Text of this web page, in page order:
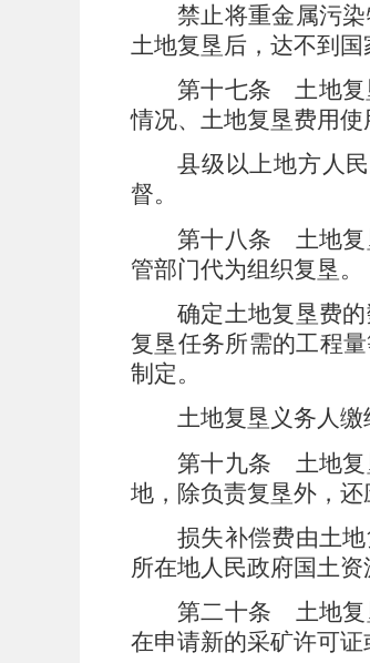
禁止将重金属污
土地复垦后，达不到
第十七条 土地复
情况、土地复垦费用使
县级以上地方人
督。
第十八条 土地复
管部门代为组织复垦。
确定土地复垦费
复垦任务所需的工程
制定。
土地复垦义务人缴
第十九条 土地复
地，除负责复垦外，还
损失补偿费由土
所在地人民政府国土
第二十条 土地复
在申请新的采矿许可